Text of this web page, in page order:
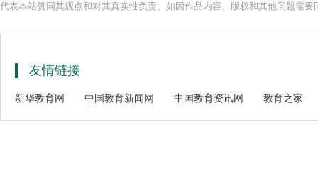
代表本站赞同其观点和对其真实性负责。如因作品内容、版权和其他问题需
友情链接
新华教育网 中国教育新闻网 中国教育资讯网 教育之家